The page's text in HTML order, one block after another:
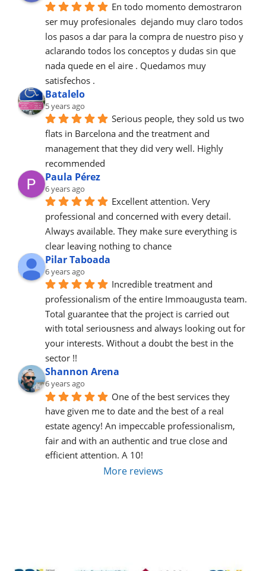
En todo momento demostraron
ser muy profesionales  dejando muy claro todos
los pasos a dar para la compra de nuestro piso y
aclarando todos los conceptos y dudas sin que
nada quede en el aire . Quedamos muy
satisfechos .
Batalelo
5 years ago
Serious people, they sold us two
flats in Barcelona and the treatment and
management that they did very well. Highly
recommended
Paula Pérez
6 years ago
Excellent attention. Very
professional and concerned with every detail.
Always available. They make sure everything is
clear leaving nothing to chance
Pilar Taboada
6 years ago
Incredible treatment and
professionalism of the entire Immoaugusta team.
Total guarantee that the project is carried out
with total seriousness and always looking out for
your interests. Without a doubt the best in the
sector !!
Shannon Arena
6 years ago
One of the best services they
have given me to date and the best of a real
estate agency! An impeccable professionalism,
fair and with an authentic and true close and
efficient attention. A 10!
More reviews